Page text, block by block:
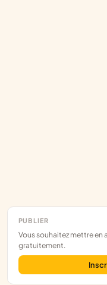
PUBLIER
Vous souhaitez mettre en avant votre association ? Inscrivez-la
gratuitement.